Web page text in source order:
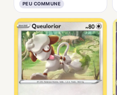
PEU COMMUNE